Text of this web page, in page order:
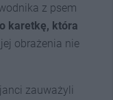
z psem
karetkę, która
obrażenia nie
zauważyli